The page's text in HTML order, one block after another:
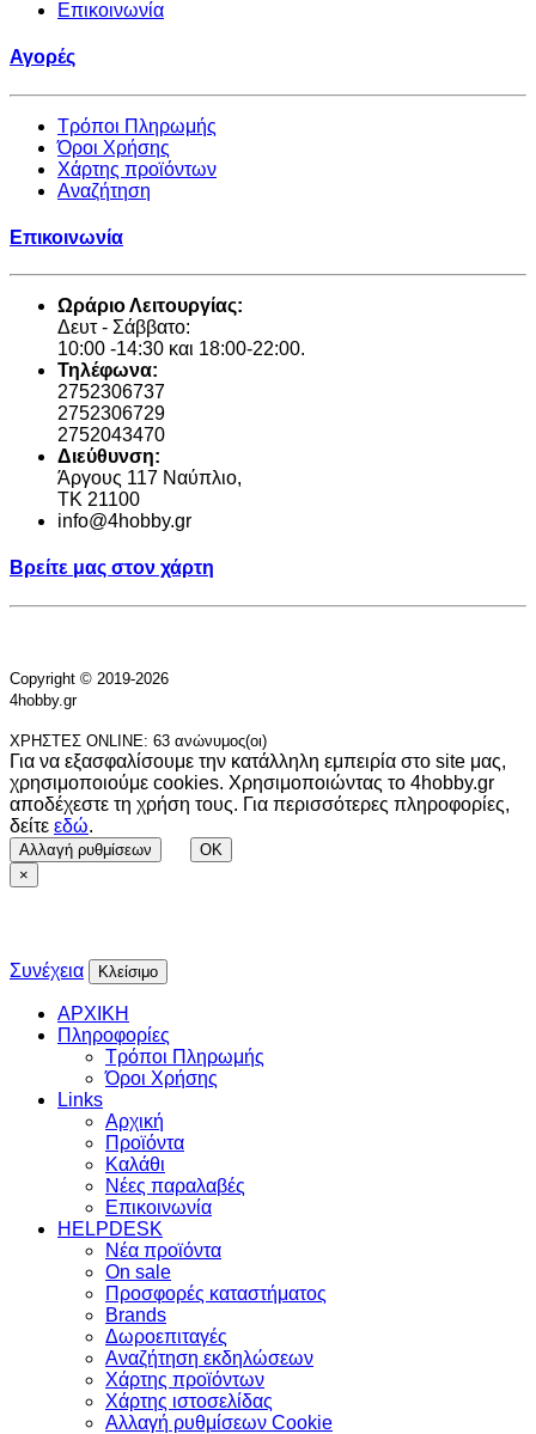
Επικοινωνία
Αγορές
Τρόποι Πληρωμής
Όροι Χρήσης
Χάρτης προϊόντων
Αναζήτηση
Επικοινωνία
Ωράριο Λειτουργίας:
Δευτ - Σάββατο:
10:00 -14:30 και 18:00-22:00.
Τηλέφωνα:
2752306737
2752306729
2752043470
Διεύθυνση:
Άργους 117 Ναύπλιο,
TK 21100
info@4hobby.gr
Βρείτε μας στον χάρτη
Copyright © 2019-2026
4hobby.gr
ΧΡΗΣΤΕΣ ONLINE: 63 ανώνυμος(οι)
Για να εξασφαλίσουμε την κατάλληλη εμπειρία στο site μας,
χρησιμοποιούμε cookies. Χρησιμοποιώντας το 4hobby.gr
αποδέχεστε τη χρήση τους. Για περισσότερες πληροφορίες,
δείτε εδώ.
Αλλαγή ρυθμίσεων
OK
×
Συνέχεια Κλείσιμο
ΑΡΧΙΚΗ
Πληροφορίες
Τρόποι Πληρωμής
Όροι Χρήσης
Links
Αρχική
Προϊόντα
Καλάθι
Νέες παραλαβές
Επικοινωνία
HELPDESK
Νέα προϊόντα
On sale
Προσφορές καταστήματος
Brands
Δωροεπιταγές
Αναζήτηση εκδηλώσεων
Χάρτης προϊόντων
Χάρτης ιστοσελίδας
Αλλαγή ρυθμίσεων Cookie